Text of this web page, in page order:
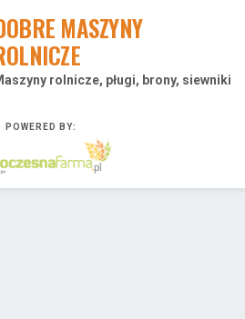
MASZYNY
rolnicze, pługi, brony, siewniki
POWERED BY: